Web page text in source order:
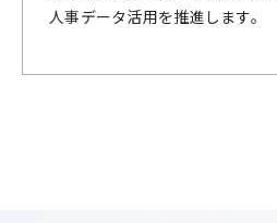
人事データ活用を推進します。